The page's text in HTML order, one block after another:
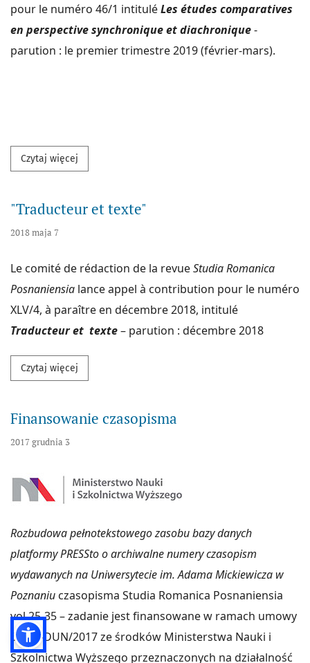
pour le numéro 46/1 intituléLes études comparatives
en perspective synchronique et diachronique-
parution : le premier trimestre 2019 (février-mars).
Czytaj więcej
"Traducteur et texte"
2018 maja 7
Le comité de rédaction de la revueStudia Romanica
Posnaniensia lance appel à contribution pour le numéro
XLV/4, à paraître en décembre 2018, intitulé
Traducteur et texte– parution : décembre 2018
Czytaj więcej
Finansowanie czasopisma
2017 grudnia 3
Rozbudowa pełnotekstowego zasobu bazy danych
platformy PRESSto o archiwalne numery czasopism
wydawanych na Uniwersytecie im. Adama Mickiewicza w
Poznaniu czasopisma Studia Romanica Posnaniensia
vol 25-35 – zadanie jest finansowane w ramach umowy
662/P-DUN/2017 ze środków Ministerstwa Nauki i
Szkolnictwa Wyższego przeznaczonych na działalność